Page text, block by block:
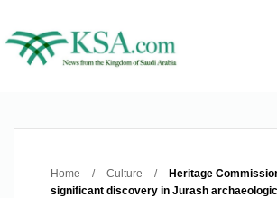
Home / Culture /
Heritage
significant discovery in Jurash